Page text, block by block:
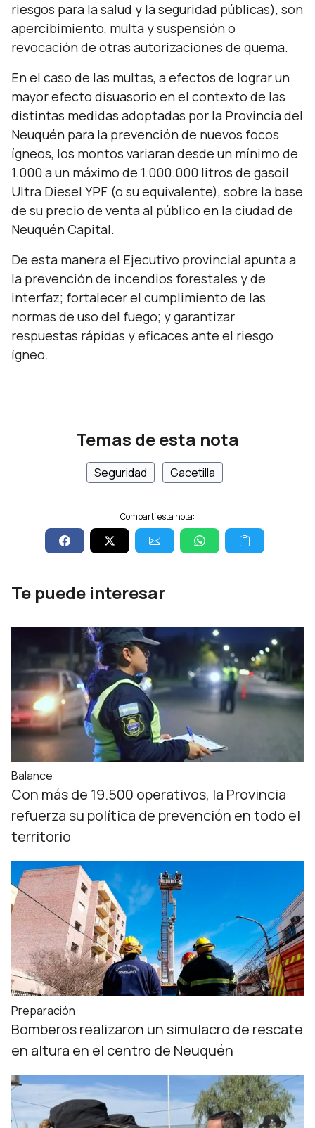
riesgos para la salud y la seguridad públicas), son
apercibimiento, multa y suspensión o
revocación de otras autorizaciones de quema.
En el caso de las multas, a efectos de lograr un
mayor efecto disuasorio en el contexto de las
distintas medidas adoptadas por la Provincia del
Neuquén para la prevención de nuevos focos
ígneos, los montos variaran desde un mínimo de
1.000 a un máximo de 1.000.000 litros de gasoil
Ultra Diesel YPF (o su equivalente), sobre la base
de su precio de venta al público en la ciudad de
Neuquén Capital.
De esta manera el Ejecutivo provincial apunta a
la prevención de incendios forestales y de
interfaz; fortalecer el cumplimiento de las
normas de uso del fuego; y garantizar
respuestas rápidas y eficaces ante el riesgo
ígneo.
Temas de esta nota
Seguridad Gacetilla
Compartí esta nota:
Te puede interesar
Balance
Con más de 19.500 operativos, la Provincia
refuerza su política de prevención en todo el
territorio
Preparación
Bomberos realizaron un simulacro de rescate
en altura en el centro de Neuquén